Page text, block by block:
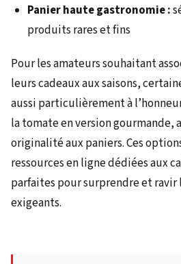
Panier haute gastronomie :
produits rares et fins
Pour les amateurs souhaitant
leurs cadeaux aux saisons,
aussi particulièrement à
la tomate en version
originalité aux paniers. Ces
ressources en ligne dédiées aux
parfaites pour surprendre et ravir
exigeants.